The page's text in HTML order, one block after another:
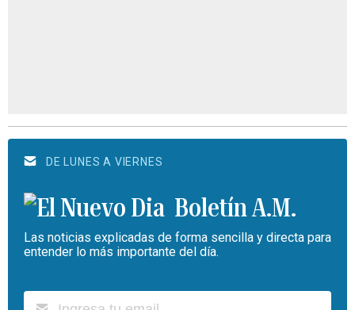
DE LUNES A VIERNES
Boletín A.M.
Las noticias explicadas de forma sencilla y directa para
entender lo más importante del día.